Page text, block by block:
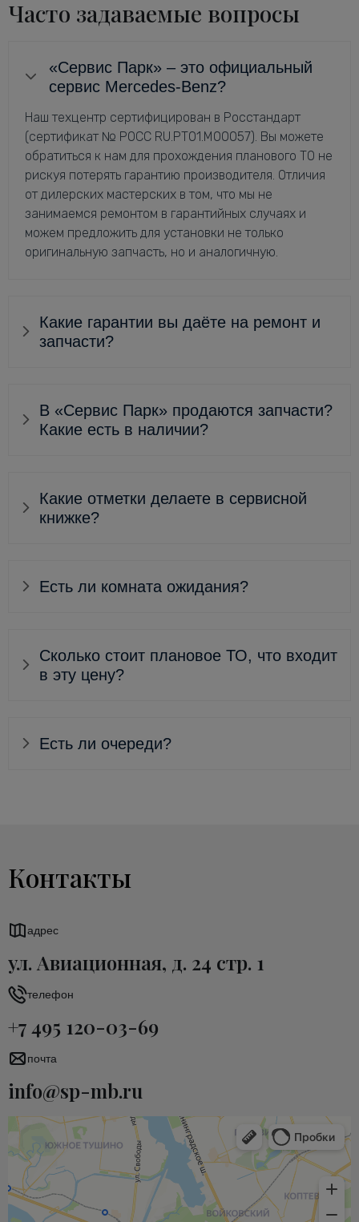
Часто задаваемые вопросы
«Сервис Парк» – это официальный
сервис Mercedes-Benz?
Наш техцентр сертифицирован в Росстандарт
(сертификат № РОСС RU.РТ01.М00057). Вы можете
обратиться к нам для прохождения планового ТО не
рискуя потерять гарантию производителя. Отличия
от дилерских мастерских в том, что мы не
занимаемся ремонтом в гарантийных случаях и
можем предложить для установки не только
оригинальную запчасть, но и аналогичную.
Какие гарантии вы даёте на ремонт и
запчасти?
В «Сервис Парк» продаются запчасти?
Какие есть в наличии?
Какие отметки делаете в сервисной
книжке?
Есть ли комната ожидания?
Сколько стоит плановое ТО, что входит
в эту цену?
Есть ли очереди?
Контакты
адрес
ул. Авиационная, д. 24 стр. 1
телефон
+7 495 120-03-69
почта
info@sp-mb.ru